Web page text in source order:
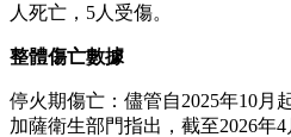
人死亡，5人受傷。
整體傷亡數據
停火期傷亡：儘管自2025年10月
加薩衛生部門指出，截至2026年